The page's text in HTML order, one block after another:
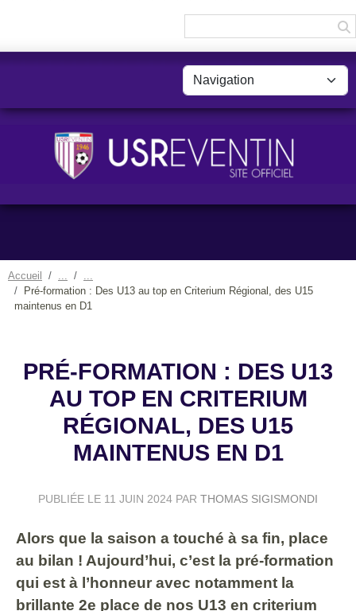
Accueil
Pré-formation : Des U13 au top en Criterium Régional, des U15
maintenus en D1
PRÉ-FORMATION : DES U13
AU TOP EN CRITERIUM
RÉGIONAL, DES U15
MAINTENUS EN D1
PUBLIÉE LE 11 JUIN 2024 PAR THOMAS SIGISMONDI
Alors que la saison a touché à sa fin, place
au bilan ! Aujourd’hui, c’est la pré-formation
qui est à l’honneur avec notamment la
brillante 2e place de nos U13 en criterium